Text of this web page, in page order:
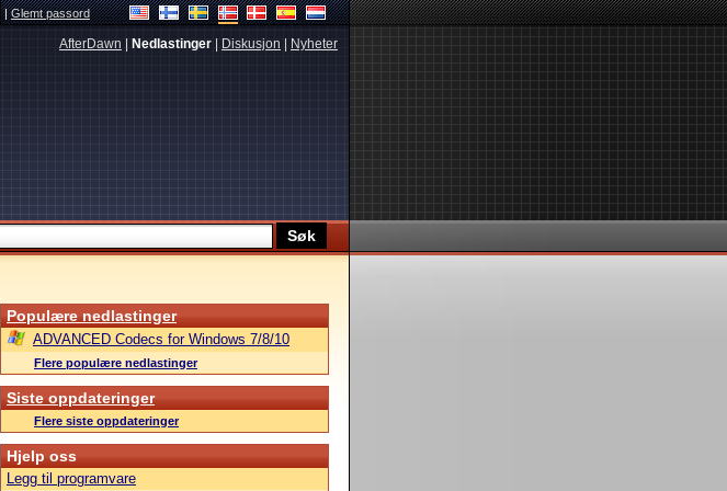
|Glemt passord
AfterDawn Nedlastinger Diskusjon Nyheter
Populære nedlastinger
ADVANCED Codecs for Windows 7/8/10
Flere populære nedlastinger
Siste oppdateringer
Flere siste oppdateringer
Hjelp oss
Legg til programvare